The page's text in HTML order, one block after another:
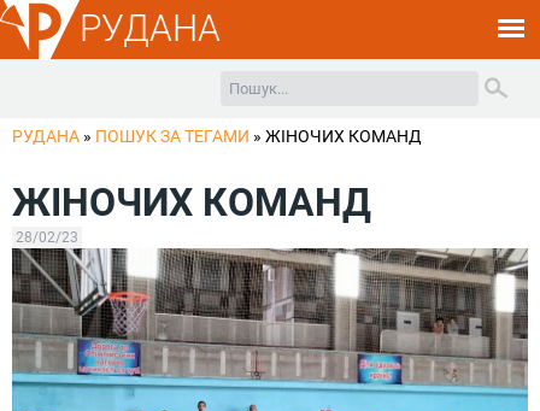
РУДАНА
РУДАНА » ПОШУК ЗА ТЕГАМИ » ЖІНОЧИХ КОМАНД
ЖІНОЧИХ КОМАНД
28/02/23